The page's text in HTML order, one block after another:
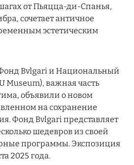
НОВЫЙ ПАКЕТ
И FB
от Пьяцца-ди-Спанья,
сочетает античное
эстетическим
Фонд Bvlgari и Национальный
Museum), важная часть
объявили о новом
на сохранение
Фонд Bvlgari представляет
шедевров из своей
программы. Экспозиция
2025 года.